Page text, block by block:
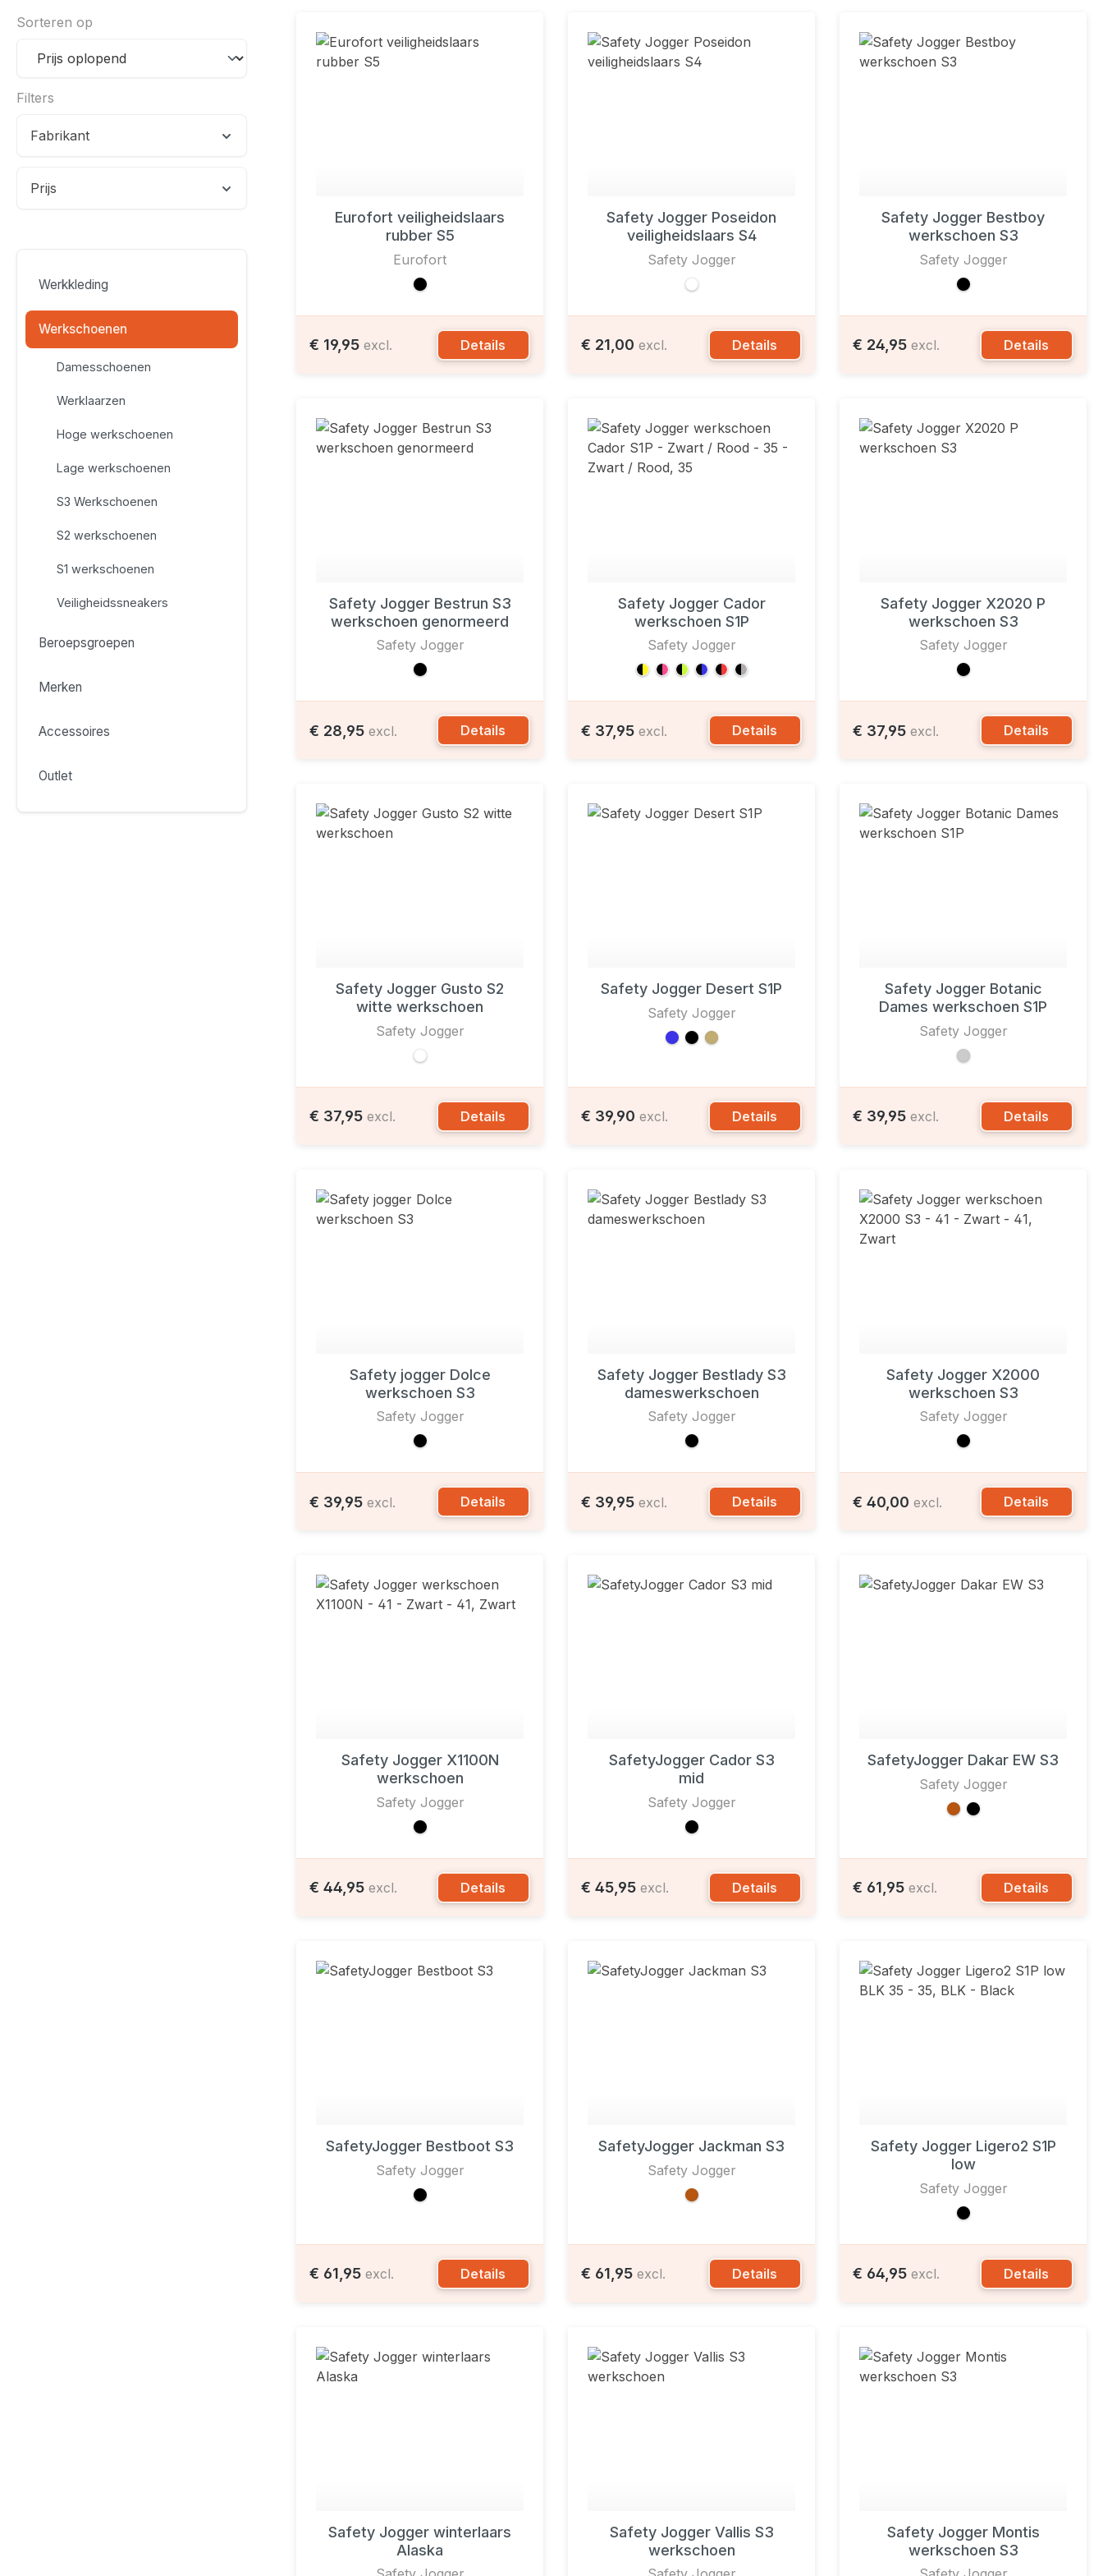
Sorteren op
Filters
Fabrikant
Prijs
Werkkleding
Werkschoenen
Damesschoenen
Werklaarzen
Hoge werkschoenen
Lage werkschoenen
S3 Werkschoenen
S2 werkschoenen
S1 werkschoenen
Veiligheidssneakers
Beroepsgroepen
Merken
Accessoires
Outlet
Eurofort veiligheidslaars
rubber S5
Eurofort
€ 19,95 excl. Details
Safety Jogger Poseidon
veiligheidslaars S4
Safety Jogger
€ 21,00 excl. Details
Safety Jogger Bestboy
werkschoen S3
Safety Jogger
€ 24,95 excl. Details
Safety Jogger Bestrun S3
werkschoen genormeerd
Safety Jogger
€ 28,95 excl. Details
Safety Jogger Cador
werkschoen S1P
Safety Jogger
€ 37,95 excl. Details
Safety Jogger X2020 P
werkschoen S3
Safety Jogger
€ 37,95 excl. Details
Safety Jogger Gusto S2
witte werkschoen
Safety Jogger
€ 37,95 excl. Details
Safety Jogger Desert S1P
Safety Jogger
€ 39,90 excl. Details
Safety Jogger Botanic
Dames werkschoen S1P
Safety Jogger
€ 39,95 excl. Details
Safety jogger Dolce
werkschoen S3
Safety Jogger
€ 39,95 excl. Details
Safety Jogger Bestlady S3
dameswerkschoen
Safety Jogger
€ 39,95 excl. Details
Safety Jogger X2000
werkschoen S3
Safety Jogger
€ 40,00 excl. Details
Safety Jogger X1100N
werkschoen
Safety Jogger
€ 44,95 excl. Details
SafetyJogger Cador S3
mid
Safety Jogger
€ 45,95 excl. Details
SafetyJogger Dakar EW S3
Safety Jogger
€ 61,95 excl. Details
SafetyJogger Bestboot S3
Safety Jogger
€ 61,95 excl. Details
SafetyJogger Jackman S3
Safety Jogger
€ 61,95 excl. Details
Safety Jogger Ligero2 S1P
low
Safety Jogger
€ 64,95 excl. Details
Safety Jogger winterlaars
Alaska
Safety Jogger Vallis S3
werkschoen
Safety Jogger Montis
werkschoen S3